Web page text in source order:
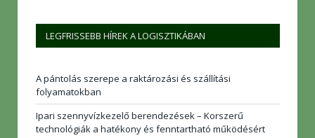
LEGFRISSEBB HÍREK A LOGISZTIKÁBAN
A pántolás szerepe a raktározási és szállítási
folyamatokban
Ipari szennyvízkezelő berendezések – Korszerű
technológiák a hatékony és fenntartható működésért